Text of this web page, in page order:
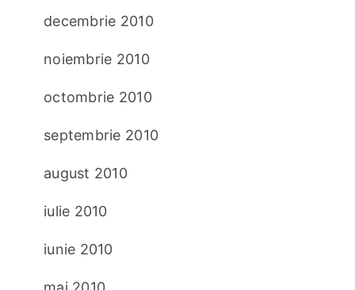
decembrie 2010
noiembrie 2010
octombrie 2010
septembrie 2010
august 2010
iulie 2010
iunie 2010